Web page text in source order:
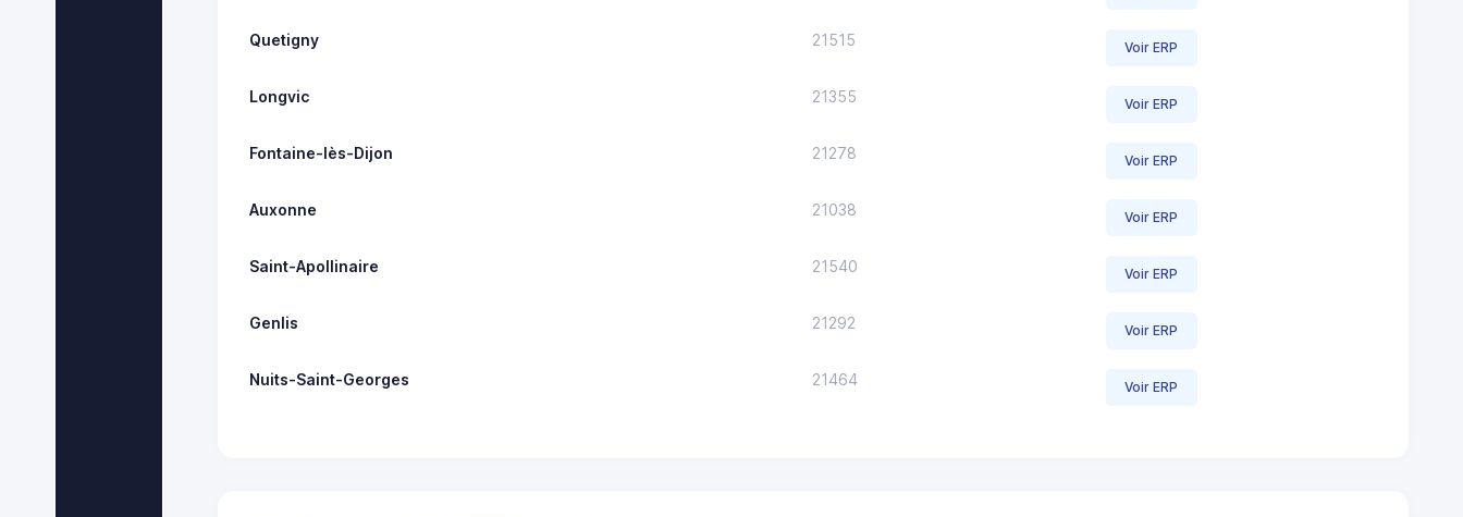
Quetigny 21515 Voir ERP
Longvic 21355 Voir ERP
Fontaine-lès-Dijon 21278 Voir ERP
Auxonne 21038 Voir ERP
Saint-Apollinaire 21540 Voir ERP
Genlis 21292 Voir ERP
Nuits-Saint-Georges 21464 Voir ERP